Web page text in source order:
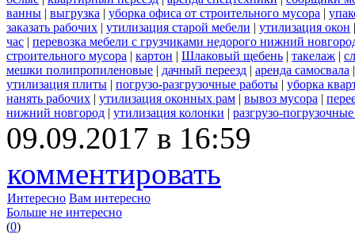
ванны | выгрузка | уборка офиса от строительного мусора |
заказать рабочих | утилизация старой мебели | утилизация окон
час | перевозка мебели с грузчиками недорого нижний
строительного мусора | картон | Шлаковый щебень | такелаж |
мешки полипропиленовые | дачный переезд | аренда самосвала
утилизация плиты | погрузо-разгрузочные работы | уборка
нанять рабочих | утилизация оконных рам | вывоз мусора |
нижний новгород | утилизация колонки | разгрузо-
09.09.2017 в 16:59
комментировать
Интересно Вам интересно
Больше не интересно
(0)